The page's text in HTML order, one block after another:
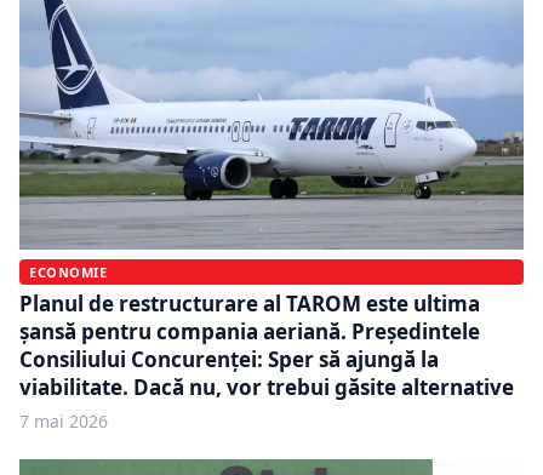
ECONOMIE
Planul de restructurare al TAROM este ultima
șansă pentru compania aeriană. Președintele
Consiliului Concurenței: Sper să ajungă la
viabilitate. Dacă nu, vor trebui găsite alternative
7 mai 2026